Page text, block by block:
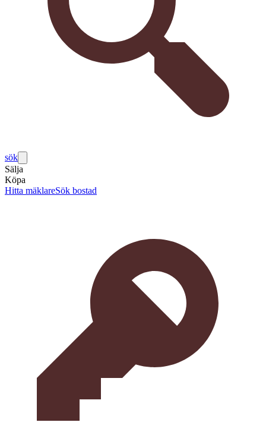
sök
Sälja
Köpa
Hitta mäklareSök bostad